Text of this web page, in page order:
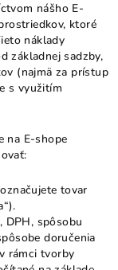
nášho E-
ktoré
náklady
základnej sadzby,
(najmä za prístup
s využitím
na E-shope
tovar
DPH, spôsobu
doručenia
rámci tvorby